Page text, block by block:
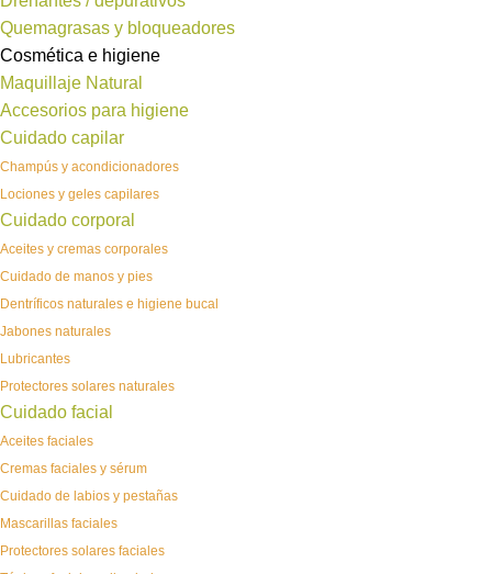
Quemagrasas y bloqueadores
Cosmética e higiene
Maquillaje Natural
Accesorios para higiene
Cuidado capilar
Champús y acondicionadores
Lociones y geles capilares
Cuidado corporal
Aceites y cremas corporales
Cuidado de manos y pies
Dentríficos naturales e higiene bucal
Jabones naturales
Lubricantes
Protectores solares naturales
Cuidado facial
Aceites faciales
Cremas faciales y sérum
Cuidado de labios y pestañas
Mascarillas faciales
Protectores solares faciales